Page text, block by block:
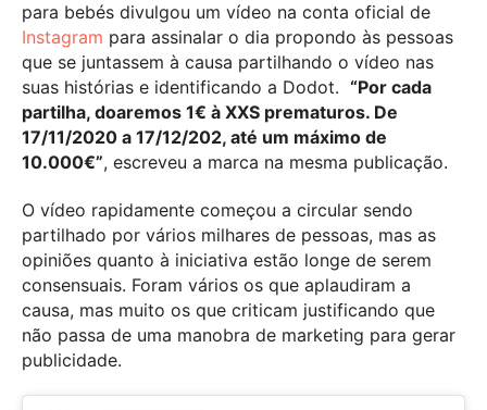
para bebés divulgou um vídeo na conta oficial de
Instagram para assinalar o dia propondo às pessoas
que se juntassem à causa partilhando o vídeo nas
suas histórias e identificando a Dodot. “Por cada
partilha, doaremos 1€ à XXS prematuros. De
17/11/2020 a 17/12/202, até um máximo de
10.000€”, escreveu a marca na mesma publicação.
O vídeo rapidamente começou a circular sendo
partilhado por vários milhares de pessoas, mas as
opiniões quanto à iniciativa estão longe de serem
consensuais. Foram vários os que aplaudiram a
causa, mas muito os que criticam justificando que
não passa de uma manobra de marketing para gerar
publicidade.